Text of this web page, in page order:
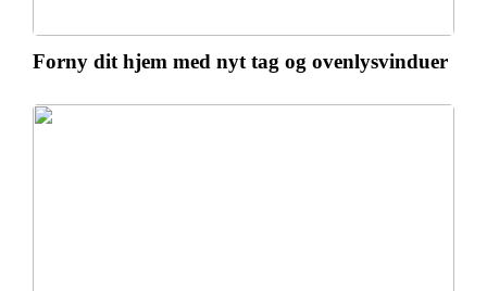
Forny dit hjem med nyt tag og ovenlysvinduer